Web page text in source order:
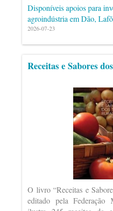
Disponíveis apoios para
agroindústria em Dão,
2026-07-23
Receitas e Sabores
O livro “Receitas e
editado pela